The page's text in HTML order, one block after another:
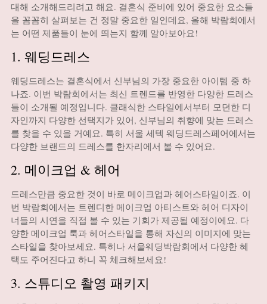
대해 소개해드리려고 해요. 결혼식 준비에 있어 중요한 요소들
을 꼼꼼히 살펴보는 건 정말 중요한 일인데요, 올해 박람회에서
는 어떤 제품들이 눈에 띄는지 함께 알아보아요!
1. 웨딩드레스
웨딩드레스는 결혼식에서 신부님의 가장 중요한 아이템 중 하
나죠. 이번 박람회에서는 최신 트렌드를 반영한 다양한 드레스
들이 소개될 예정입니다. 클래식한 스타일에서부터 모던한 디
자인까지 다양한 선택지가 있어, 신부님의 취향에 맞는 드레스
를 찾을 수 있을 거예요. 특히 서울 세텍 웨딩드레스페어에서는
다양한 브랜드의 드레스를 한자리에서 볼 수 있어요.
2. 메이크업 & 헤어
드레스만큼 중요한 것이 바로 메이크업과 헤어스타일이죠. 이
번 박람회에서는 트렌디한 메이크업 아티스트와 헤어 디자이
너들의 시연을 직접 볼 수 있는 기회가 제공될 예정이에요. 다
양한 메이크업 룩과 헤어스타일을 통해 자신의 이미지에 맞는
스타일을 찾아보세요. 특히나 서울웨딩박람회에서 다양한 혜
택도 주어진다고 하니 꼭 체크해보세요!
3. 스튜디오 촬영 패키지